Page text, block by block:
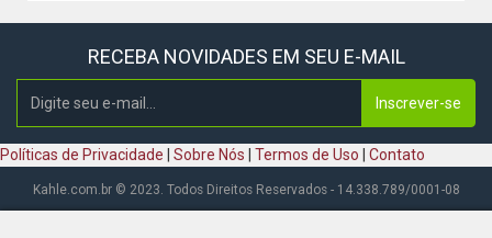
RECEBA NOVIDADES EM SEU E-MAIL
Inscrever-se
Políticas de Privacidade Sobre Nós Termos de Uso Contato
Kahle.com.br © 2023. Todos Direitos Reservados - 14.338.789/0001-08